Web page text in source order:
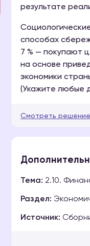
результате
способах
7 % — покупают
на основе
экономики
(Укажите любые
Смотреть решение
Тема: 2.10.
Раздел:
Источник: